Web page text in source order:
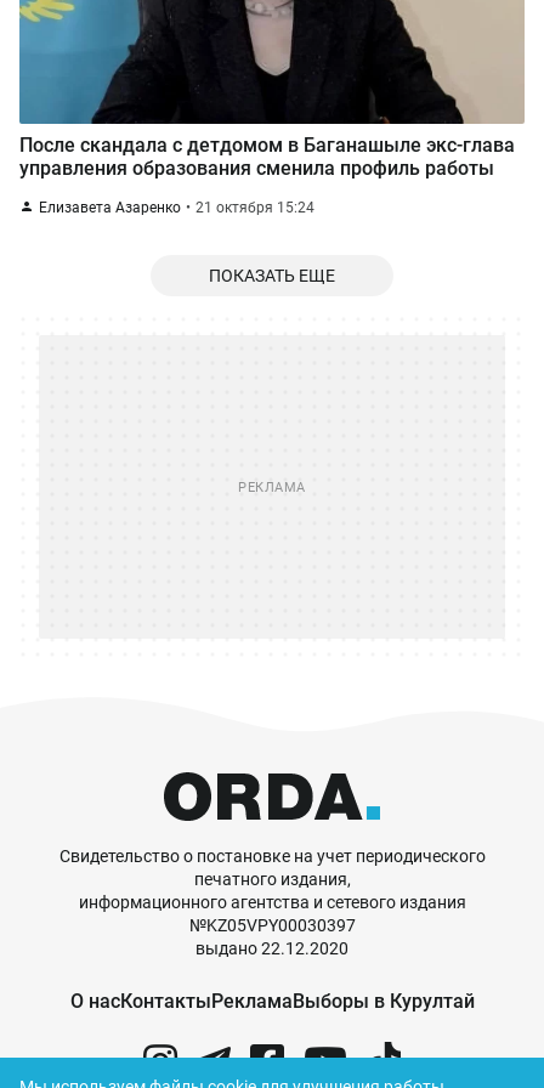
После скандала с детдомом в Баганашыле экс-глава
управления образования сменила профиль работы
Елизавета Азаренко 21 октября 15:24
ПОКАЗАТЬ ЕЩЕ
Свидетельство о постановке на учет периодического
печатного издания,
информационного агентства и сетевого издания
№KZ05VPY00030397
выдано 22.12.2020
О насКонтактыРекламаВыборы в Курултай